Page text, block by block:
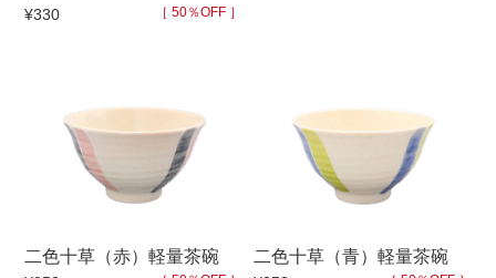
徳利・盃 徳利
そば徳利 汁椀・漆器
箸・カトラリー
置物 アフロビューティ
¥330 ［ 50％OFF ］
二色十草（赤）軽量茶碗 二色十草（青）軽量茶碗